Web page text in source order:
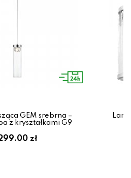
GEM srebrna –
z kryształkami G9
zł